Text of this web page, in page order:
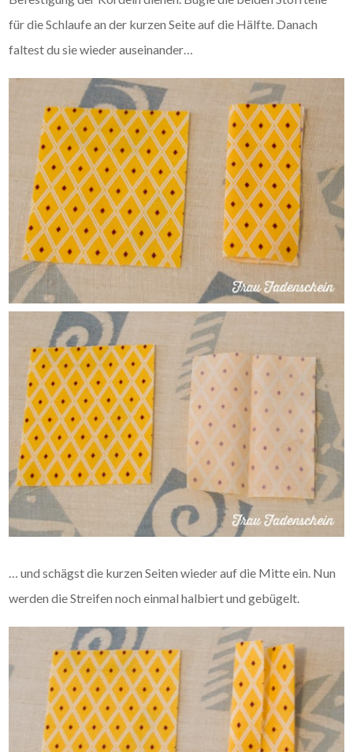
für die Schlaufe an der kurzen Seite auf die Hälfte. Danach
faltest du sie wieder auseinander…
… und schägst die kurzen Seiten wieder auf die Mitte ein. Nun
werden die Streifen noch einmal halbiert und gebügelt.